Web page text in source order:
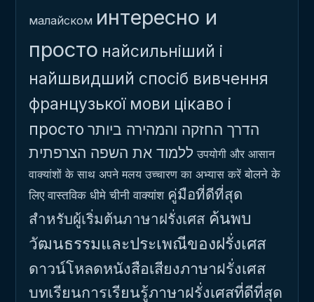
малайском интересно и
просто найсильніший і
найшвидший спосіб вивчення
французької мови цікаво і
просто הדרך החזקה והמהירה ביותר
ללמוד את השפה הצרפתית उपयोगी और आसान
वाक्यांशों के साथ अपने मलय उच्चारण का अभ्यास करें बोलने के
लिए वास्तविक धीमे चीनी वाक्यांश คู่มือที่ดีที่สุด
สำหรับผู้เริ่มต้นภาษาฝรั่งเศส ค้นพบ
วัฒนธรรมและประเพณีของฝรั่งเศส
ดาวน์โหลดหนังสือเสียงภาษาฝรั่งเศส
บทเรียนการเรียนรู้ภาษาฝรั่งเศสที่ดีที่สุด